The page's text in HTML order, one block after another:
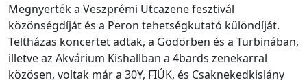
Megnyerték a Veszprémi Utcazene fesztivál
közönségdíját és a Peron tehetségkutató különdíját.
Teltházas koncertet adtak, a Gödörben és a Turbinában,
illetve az Akvárium Kishallban a 4bards zenekarral
közösen, voltak már a 30Y, FIÚK, és Csaknekedkislány